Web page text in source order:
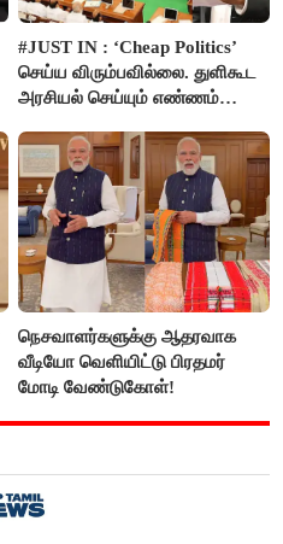
#JUST IN : ‘Cheap Politics’
செய்ய விரும்பவில்லை. துளிகூட
அரசியல் செய்யும் எண்ணம்
விஜய் பதில்!
நெசவாளர்களுக்கு ஆதரவாக
வீடியோ வெளியிட்டு பிரதமர்
மோடி வேண்டுகோள்!